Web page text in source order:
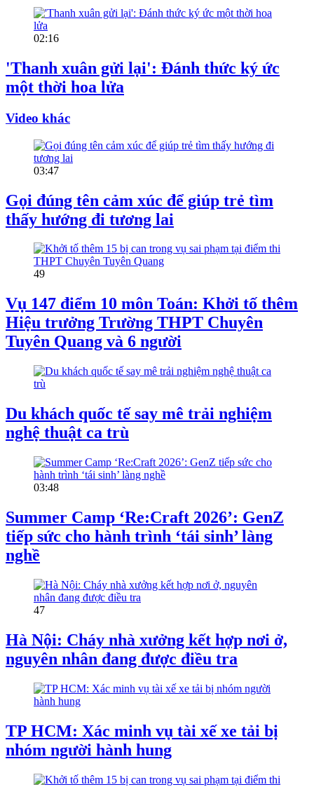
02:16
'Thanh xuân gửi lại': Đánh thức ký ức
một thời hoa lửa
Video khác
03:47
Gọi đúng tên cảm xúc để giúp trẻ tìm
thấy hướng đi tương lai
49
Vụ 147 điểm 10 môn Toán: Khởi tố thêm
Hiệu trưởng Trường THPT Chuyên
Tuyên Quang và 6 người
Du khách quốc tế say mê trải nghiệm
nghệ thuật ca trù
03:48
Summer Camp ‘Re:Craft 2026’: GenZ
tiếp sức cho hành trình ‘tái sinh’ làng
nghề
47
Hà Nội: Cháy nhà xưởng kết hợp nơi ở,
nguyên nhân đang được điều tra
TP HCM: Xác minh vụ tài xế xe tải bị
nhóm người hành hung